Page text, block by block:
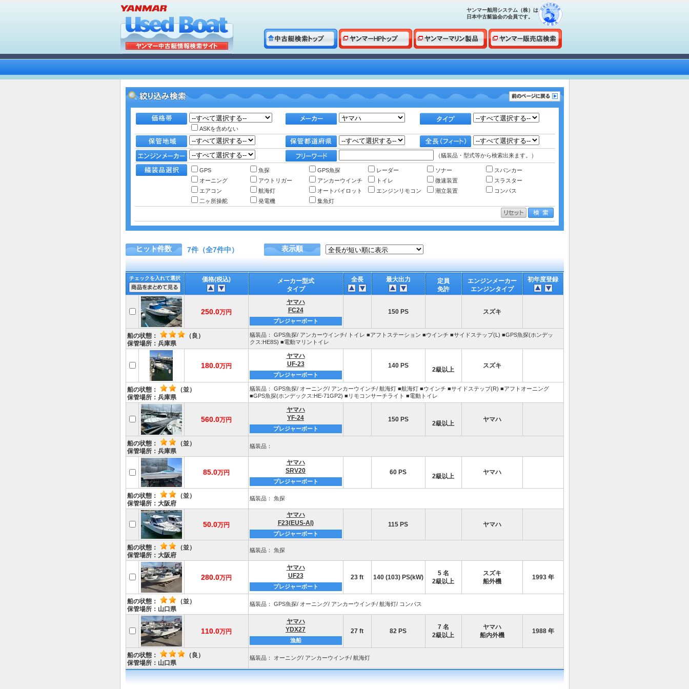
ヤンマー舶用システム（株）は
日本中古艇協会の会員です。
ASKを含めない
（艤装品・型式等から検索出来ます。）
GPS 魚探 GPS魚探 レーダー ソナー
スパンカー
オーニング
アウトリガー アンカーウインチ トイレ 微速装置
スラスター
エアコン
航海灯 オートパイロット エンジンリモコン 潮立装置
コンパス
二ヶ所操舵
発電機 集魚灯
ヒット件数 7件（全7件中） 表示順
チェックを入れて選択 価格(税込)
メーカー型式
タイプ
全長 最大出力
定員
免許
エンジンメーカー
エンジンタイプ
初年度登録
250.0万円
ヤマハ
FC24
プレジャーボート
150 PS スズキ
船の状態：
（良）
保管場所：兵庫県
艤装品： GPS魚探/ アンカーウインチ/ トイレ ■アフトステーション ■ウインチ ■サイドステップ(L) ■GPS魚探(ホンデッ
クス:HE8S) ■電動マリントイレ
180.0万円
ヤマハ
UF-23
プレジャーボート
140 PS
2級以上
スズキ
船の状態：
（並）
保管場所：兵庫県
艤装品： GPS魚探/ オーニング/ アンカーウインチ/ 航海灯 ■航海灯 ■ウインチ ■サイドステップ(R) ■アフトオーニング
■GPS魚探(ホンデックス:HE-71GP2) ■リモコンサーチライト ■電動トイレ
560.0万円
ヤマハ
YF-24
プレジャーボート
150 PS
2級以上
ヤマハ
船の状態：
（並）
保管場所：兵庫県
艤装品：
85.0万円
ヤマハ
SRV20
プレジャーボート
60 PS
2級以上
ヤマハ
船の状態：
（並）
保管場所：大阪府
艤装品： 魚探
50.0万円
ヤマハ
F23(EUS-AI)
プレジャーボート
115 PS ヤマハ
船の状態：
（並）
保管場所：大阪府
艤装品： 魚探
280.0万円
ヤマハ
UF23
プレジャーボート
23 ft 140 (103) PS(kW)
5 名
2級以上
スズキ
船外機
1993 年
船の状態：
（並）
保管場所：山口県
艤装品： GPS魚探/ オーニング/ アンカーウインチ/ 航海灯/ コンパス
110.0万円
ヤマハ
YDX27
漁船
27 ft 82 PS
7 名
2級以上
ヤマハ
船内外機
1988 年
船の状態：
（良）
保管場所：山口県
艤装品： オーニング/ アンカーウインチ/ 航海灯